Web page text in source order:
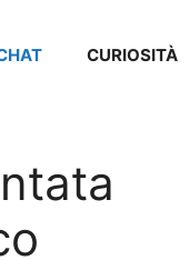
CURIOSITÀ